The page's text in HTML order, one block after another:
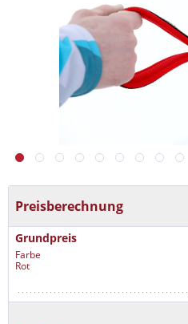
Preisberechnung
Grundpreis
Farbe
Rot